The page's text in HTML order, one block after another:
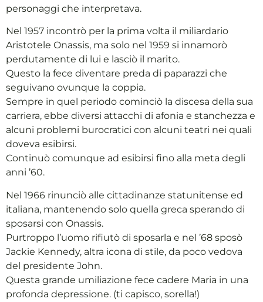
personaggi che interpretava.
Nel 1957 incontrò per la prima volta il miliardario
Aristotele Onassis, ma solo nel 1959 si innamorò
perdutamente di lui e lasciò il marito.
Questo la fece diventare preda di paparazzi che
seguivano ovunque la coppia.
Sempre in quel periodo cominciò la discesa della sua
carriera, ebbe diversi attacchi di afonia e stanchezza e
alcuni problemi burocratici con alcuni teatri nei quali
doveva esibirsi.
Continuò comunque ad esibirsi fino alla meta degli
anni ’60.
Nel 1966 rinunciò alle cittadinanze statunitense ed
italiana, mantenendo solo quella greca sperando di
sposarsi con Onassis.
Purtroppo l’uomo rifiutò di sposarla e nel ’68 sposò
Jackie Kennedy, altra icona di stile, da poco vedova
del presidente John.
Questa grande umiliazione fece cadere Maria in una
profonda depressione. (ti capisco, sorella!)